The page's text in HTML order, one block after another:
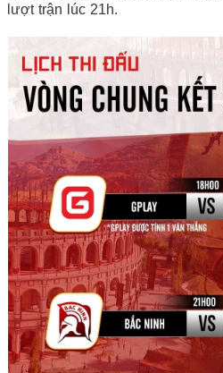
lượt trận lúc 21h.